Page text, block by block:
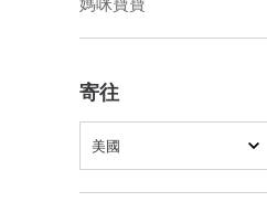
寄往
美國